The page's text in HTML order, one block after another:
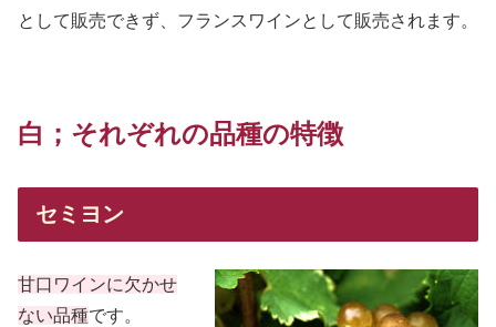
として販売できず、フランスワインとして販売されます。
白；それぞれの品種の特徴
セミヨン
甘口ワインに欠かせ
ない品種です。